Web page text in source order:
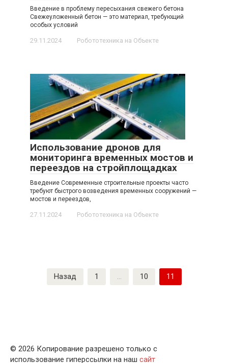
Введение в проблему пересыхания свежего бетона
Свежеуложенный бетон — это материал, требующий
особых условий
29.11.2024 Робототехника на Объекте
Использование дронов для
мониторинга временных мостов и
переездов на стройплощадках
Введение Современные строительные проекты часто
требуют быстрого возведения временных сооружений —
мостов и переездов,
27.11.2024 Робототехника на Объекте
Назад 1 … 10 11
© 2026 Копирование разрешено только с
использование гиперссылки на наш сайт